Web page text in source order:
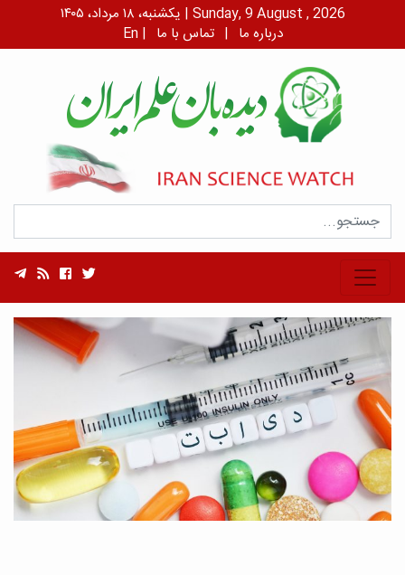
یکشنبه، ۱۸ مرداد، ۱۴۰۵ | Sunday, 9 August , 2026
En | درباره ما | تماس با ما